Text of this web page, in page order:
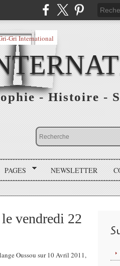
- Histoire -
PAGES NEWSLETTER
vendredi 22
Oussou sur 10 Avril 2011,